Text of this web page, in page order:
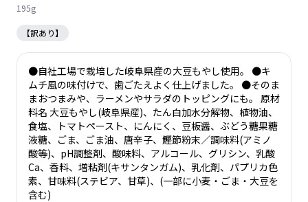
195g
【訳あり】
●自社工場で栽培した岐阜県産の大豆もやし使用。 ●キ
ムチ風の味付けで、歯ごたえよく仕上げました。 ●そのま
まおつまみや、ラーメンやサラダのトッピングにも。 原材
料名 大豆もやし(岐阜県産)、たん白加水分解物、植物油、
食塩、トマトペースト、にんにく、豆板醤、ぶどう糖果糖
液糖、ごま、ごま油、唐辛子、鰹節粉末／調味料(アミノ
酸等)、pH調整剤、酸味料、アルコール、グリシン、乳酸
Ca、香料、増粘剤(キサンタンガム)、乳化剤、パプリカ色
素、甘味料(ステビア、甘草)、(一部に小麦・ごま・大豆を
含む)